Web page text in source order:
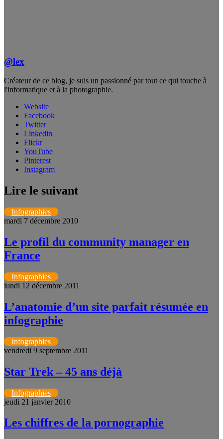
@lex
Créateur de ce blog, je suis un passionné par tout ce qui touche à
l'informatique et à la photographie.
Website
Facebook
Twitter
Linkedin
Flickr
YouTube
Pinterest
Instagram
Lire le suivant
Infographies
mardi 7 décembre 2010
Le profil du community manager en
France
Infographies
lundi 12 décembre 2011
L’anatomie d’un site parfait résumée en
infographie
Infographies
vendredi 9 septembre 2011
Star Trek – 45 ans déjà
Infographies
jeudi 21 janvier 2010
Les chiffres de la pornographie